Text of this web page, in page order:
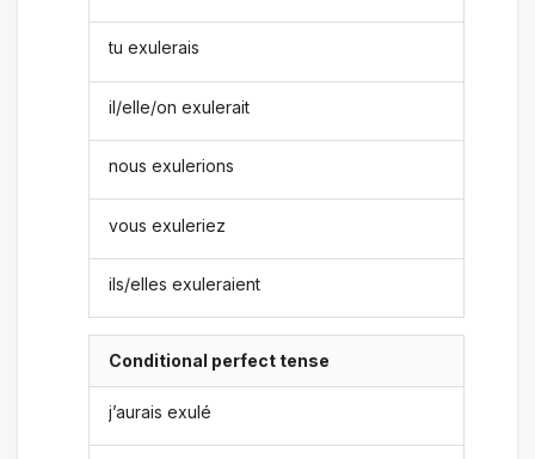
tu exulerais
il/elle/on exulerait
nous exulerions
vous exuleriez
ils/elles exuleraient
Conditional perfect tense
j’aurais exulé